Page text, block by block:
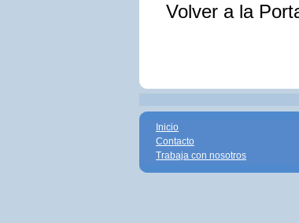
Volver a la
Inicio
Contacto
Trabaja con nosotros